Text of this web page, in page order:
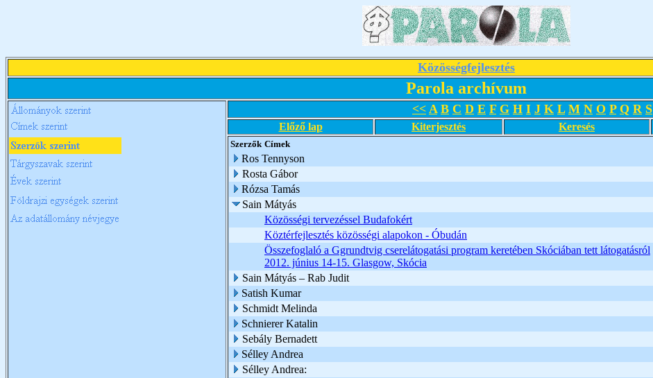
Közösségfejlesztés
Parola archívum
<< A B C D E F G H I J K L M N O P Q R S
Előző lap Kiterjesztés Keresés
Szerzők Címek
Ros Tennyson
Rosta Gábor
Rózsa Tamás
Sain Mátyás
Közösségi tervezéssel Budafokért
Köztérfejlesztés közösségi alapokon - Óbudán
Összefoglaló a Ggrundtvig cserelátogatási program keretében Skóciában tett látogatásról
2012. június 14-15. Glasgow, Skócia
Sain Mátyás – Rab Judit
Satish Kumar
Schmidt Melinda
Schnierer Katalin
Sebály Bernadett
Sélley Andrea
Sélley Andrea: